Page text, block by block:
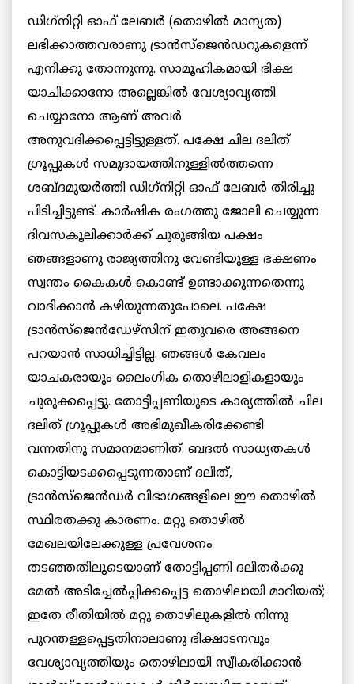
ഡിഗ്‌നിറ്റി ഓഫ് ലേബര്‍ (തൊഴില്‍ മാന്യത)
ലഭിക്കാത്തവരാണു ട്രാന്‍സ്‌ജെന്‍ഡറുകളെന്ന്
എനിക്കു തോന്നുന്നു. സാമൂഹികമായി ഭിക്ഷ
യാചിക്കാനോ അല്ലെങ്കില്‍ വേശ്യാവൃത്തി
ചെയ്യാനോ ആണ് അവര്‍
അനുവദിക്കപ്പെട്ടിട്ടുള്ളത്. പക്ഷേ ചില ദലിത്
ഗ്രൂപ്പുകള്‍ സമുദായത്തിനുള്ളില്‍ത്തന്നെ
ശബ്ദമുയര്‍ത്തി ഡിഗ്‌നിറ്റി ഓഫ് ലേബര്‍ തിരിച്ചു
പിടിച്ചിട്ടുണ്ട്. കാര്‍ഷിക രംഗത്തു ജോലി ചെയ്യുന്ന
ദിവസകൂലിക്കാര്‍ക്ക് ചുരുങ്ങിയ പക്ഷം
ഞങ്ങളാണു രാജ്യത്തിനു വേണ്ടിയുള്ള ഭക്ഷണം
സ്വന്തം കൈകള്‍ കൊണ്ട് ഉണ്ടാക്കുന്നതെന്നു
വാദിക്കാന്‍ കഴിയുന്നതുപോലെ. പക്ഷേ
ട്രാന്‍സ്‌ജെന്‍ഡേഴ്‌സിന് ഇതുവരെ അങ്ങനെ
പറയാന്‍ സാധിച്ചിട്ടില്ല. ഞങ്ങള്‍ കേവലം
യാചകരായും ലൈംഗിക തൊഴിലാളികളായും
ചുരുക്കപ്പെട്ടു. തോട്ടിപ്പണിയുടെ കാര്യത്തില്‍ ചില
ദലിത് ഗ്രൂപ്പുകള്‍ അഭിമുഖീകരിക്കേണ്ടി
വന്നതിനു സമാനമാണിത്. ബദല്‍ സാധ്യതകള്‍
കൊട്ടിയടക്കപ്പെടുന്നതാണ് ദലിത്,
ട്രാന്‍സ്‌ജെന്‍ഡര്‍ വിഭാഗങ്ങളിലെ ഈ തൊഴില്‍
സ്ഥിരതക്കു കാരണം. മറ്റു തൊഴില്‍
മേഖലയിലേക്കുള്ള പ്രവേശനം
തടഞ്ഞതിലൂടെയാണ് തോട്ടിപ്പണി ദലിതര്‍ക്കു
മേല്‍ അടിച്ചേല്‍പ്പിക്കപ്പെട്ട തൊഴിലായി മാറിയത്;
ഇതേ രീതിയില്‍ മറ്റു തൊഴിലുകളില്‍ നിന്നു
പുറന്തള്ളപ്പെട്ടതിനാലാണു ഭിക്ഷാടനവും
വേശ്യാവൃത്തിയും തൊഴിലായി സ്വീകരിക്കാന്‍